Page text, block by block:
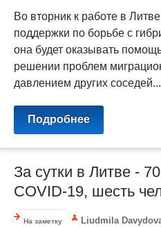
Во вторник к работе в
поддержки по борьбе с
она будет оказывать
решении проблем
давлением других
Подробнее
За сутки в Литве -
COVID-19, шесть
На заметку Liudmila